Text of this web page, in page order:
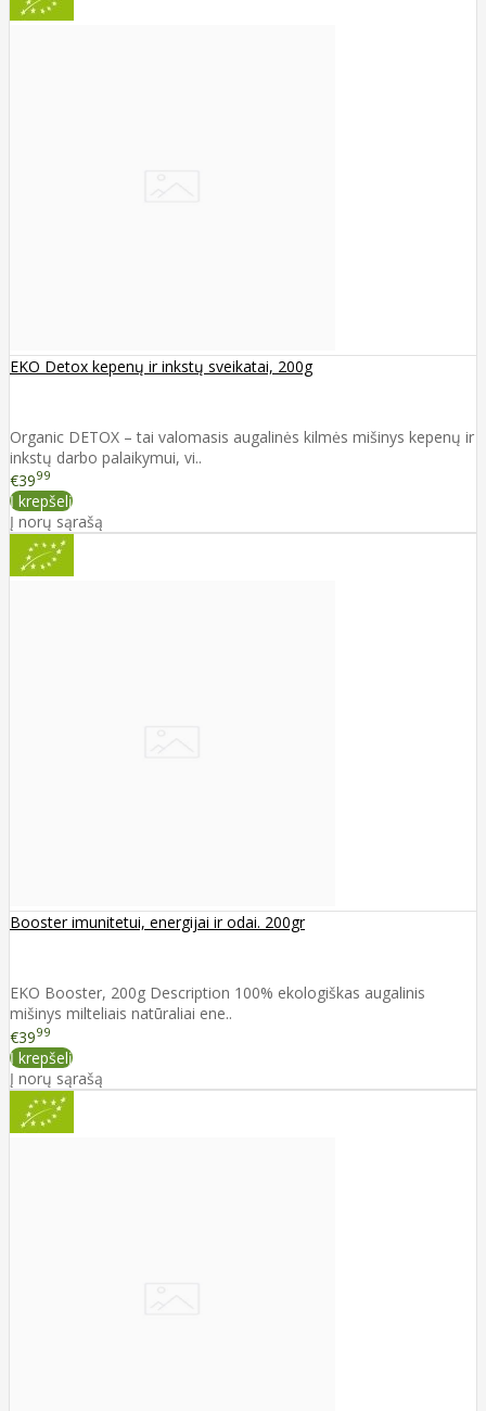
EKO Detox kepenų ir inkstų sveikatai, 200g
Organic DETOX – tai valomasis augalinės kilmės mišinys kepenų ir
inkstų darbo palaikymui, vi..
€3999
Į krepšelį
Į norų sąrašą
Booster imunitetui, energijai ir odai. 200gr
EKO Booster, 200g Description 100% ekologiškas augalinis
mišinys milteliais natūraliai ene..
€3999
Į krepšelį
Į norų sąrašą